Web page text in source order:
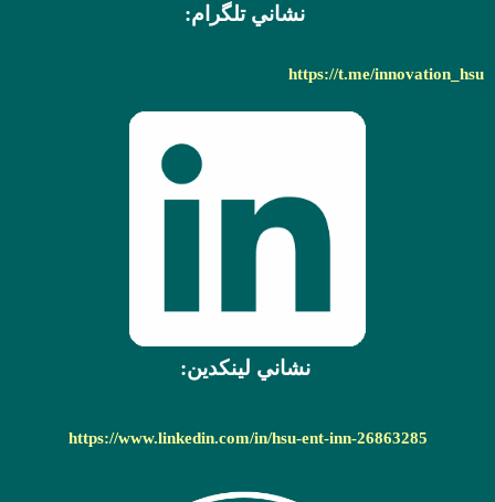
نشاني تلگرام:
https://t.me/innovation_hsu
نشاني لينکدين:
https://www.linkedin.com/in/hsu-ent-inn-26863285